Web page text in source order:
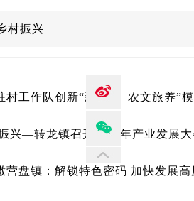
村振兴
村工作队创新“新茶饮+农文旅养”
兴—转龙镇召开2025年产业发展
营盘镇：解锁特色密码 加快发展